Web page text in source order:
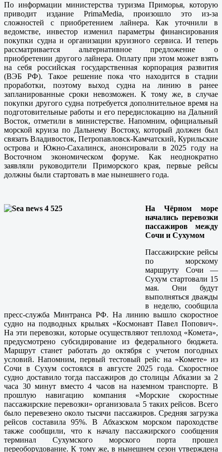
По информации министерства туризма Приморья, которую
приводит издание PrimaMedia, произошло это из-за
сложностей с приобретением лайнера. Как уточнили в
ведомстве, инвестор изменил параметры финансирования
покупки судна и организации круизного сервиса. И теперь
рассматривается альтернативное предложение о
приобретении другого лайнера. Оплату при этом может взять
на себя российская государственная корпорация развития
(ВЭБ РФ). Такое решение пока что находится в стадии
проработки, поэтому выход судна на линию в ранее
запланированные сроки невозможен. К тому же, в случае
покупки другого судна потребуется дополнительное время на
подготовительные работы и его передислокацию на Дальний
Восток, отметили в министерстве. Напомним, официальный
морской круиза по Дальнему Востоку, который должен был
связать Владивосток, Петропавловск-Камчатский, Курильские
острова и Южно-Сахалинск, анонсировали в 2025 году на
Восточном экономическом форуме. Как неоднократно
заявляли руководители Приморского края, первые рейсы
должны были стартовать в мае нынешнего года.
На Чёрном море
начались перевозки
пассажиров между
Сочи и Сухумом
Пассажирские рейсы
по морскому
маршруту Сочи —
Сухум стартовали 15
мая. Они будут
выполняться дважды
в неделю, сообщила
пресс-служба Минтранса РФ. На линию вышло скоростное
судно на подводных крыльях «Космонавт Павел Попович».
На эти перевозки, которые осуществляют теплоход «Комета»,
предусмотрено субсидирование из федерального бюджета.
Маршрут станет работать до октября с учетом погодных
условий. Напомним, первый тестовый рейс на «Комете» из
Сочи в Сухум состоялся в августе 2025 года. Скоростное
судно доставило тогда пассажиров до столицы Абхазии за 2
часа 30 минут вместо 4 часов на наземном транспорте. В
прошлую навигацию компания «Морские скоростные
пассажирские перевозки» организовала 5 таких рейсов. Всего
было перевезено около тысячи пассажиров. Средняя загрузка
рейсов составила 95%. В Абхазском морском пароходстве
также сообщили, что к началу пассажирского сообщения
терминал Сухумского морского порта прошел
переоборудование. К тому же, в нынешнем сезон утверждена